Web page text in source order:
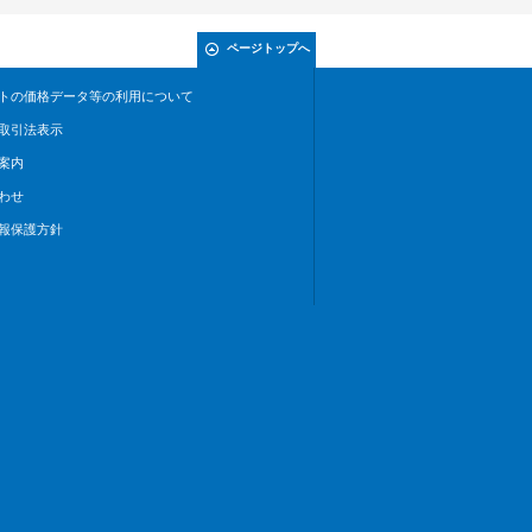
ページトップへ
の価格データ等の利用について
引法表示
内
せ
保護方針